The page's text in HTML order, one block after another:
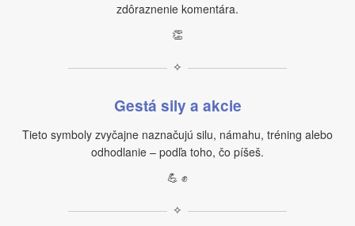
zdôraznenie komentára.
👏
✧
Gestá sily a akcie
Tieto symboly zvyčajne naznačujú silu, námahu, tréning alebo
odhodlanie – podľa toho, čo píšeš.
💪 ✊
✧